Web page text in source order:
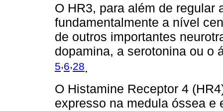
O HR3, para além de regular
fundamentalmente a nível
de outros importantes
dopamina, a serotonina ou o
5,6,28.
O Histamine Receptor 4
expresso na medula óssea e